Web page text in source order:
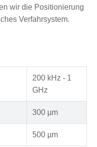
wir die Positionierung
Verfahrsystem.
200 kHz - 1
GHz
300 µm
500 µm